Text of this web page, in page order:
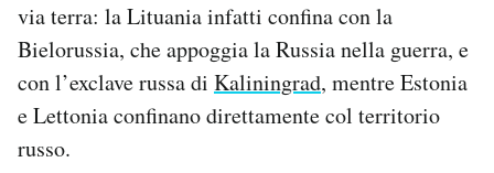
via terra: la Lituania infatti confina con la
Bielorussia, che appoggia la Russia nella guerra, e
con l’exclave russa di Kaliningrad, mentre Estonia
e Lettonia confinano direttamente col territorio
russo.